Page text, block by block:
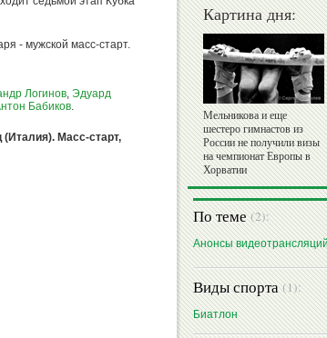
- мужской масс-старт.
Логинов, Эдуард
Бабиков.
(Италия). Масс-старт,
Картина дня:
Мельникова и еще
шестеро гимнастов из
России не получили визы
на чемпионат Европы в
Хорватии
По теме(2):
Анонсы
Виды спорта(1):
Биатлон